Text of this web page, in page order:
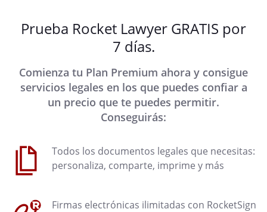
Prueba Rocket Lawyer GRATIS por
7 días.
Comienza tu Plan Premium ahora y consigue
servicios legales en los que puedes confiar a
un precio que te puedes permitir.
Conseguirás:
Todos los documentos legales que necesitas:
personaliza, comparte, imprime y más
Firmas electrónicas ilimitadas con RocketSign